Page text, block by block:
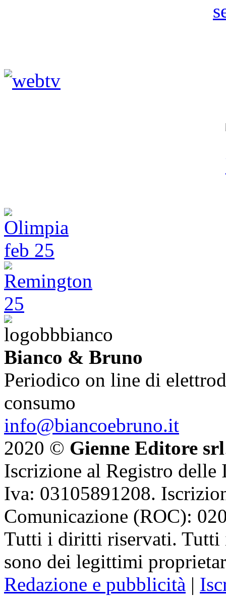
Bianco & Bruno
Periodico on line di
consumo
info@biancoebruno.it
2020 © Gienne Editore srl
Iscrizione al Registro delle
Iva: 03105891208.
Comunicazione (ROC):
Tutti i diritti riservati. Tutti
sono dei legittimi
Redazione e pubblicità |